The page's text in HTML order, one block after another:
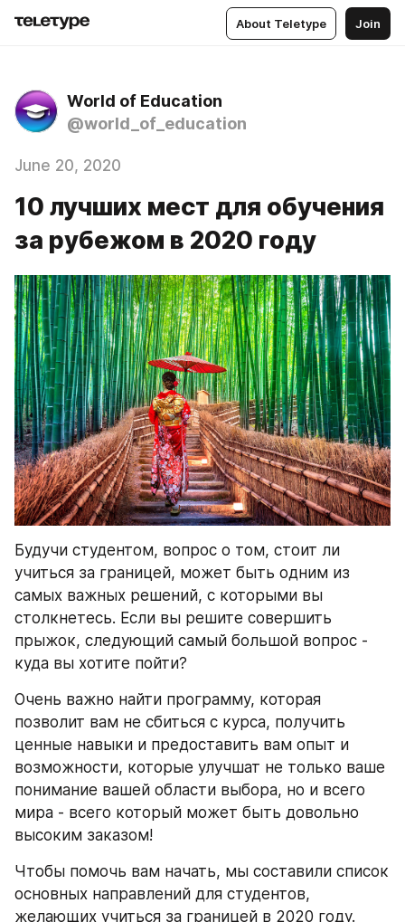
About Teletype Join
World of Education
@world_of_education
June 20, 2020
10 лучших мест для обучения
за рубежом в 2020 году
Будучи студентом, вопрос о том, стоит ли
учиться за границей, может быть одним из
самых важных решений, с которыми вы
столкнетесь. Если вы решите совершить
прыжок, следующий самый большой вопрос -
куда вы хотите пойти?
Очень важно найти программу, которая
позволит вам не сбиться с курса, получить
ценные навыки и предоставить вам опыт и
возможности, которые улучшат не только ваше
понимание вашей области выбора, но и всего
мира - всего который может быть довольно
высоким заказом!
Чтобы помочь вам начать, мы составили список
основных направлений для студентов,
желающих учиться за границей в 2020 году.